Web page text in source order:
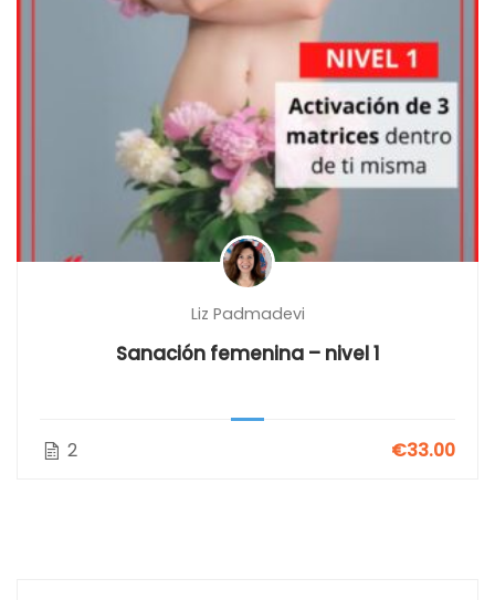
Liz Padmadevi
Sanación femenina – nivel 1
2 €33.00